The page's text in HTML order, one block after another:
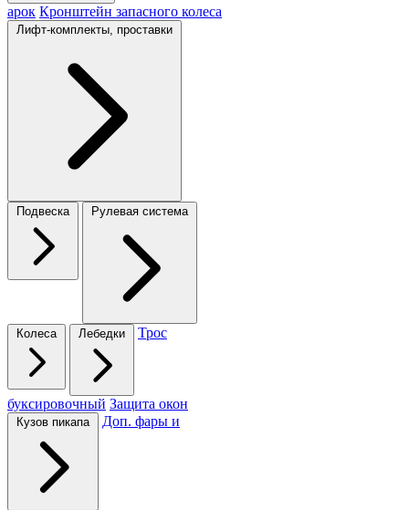
арок Кронштейн запасного колеса
Лифт-комплекты, проставки
Подвеска Рулевая система
Колеса Лебедки Трос
буксировочный Защита окон
Кузов пикапа Доп. фары и